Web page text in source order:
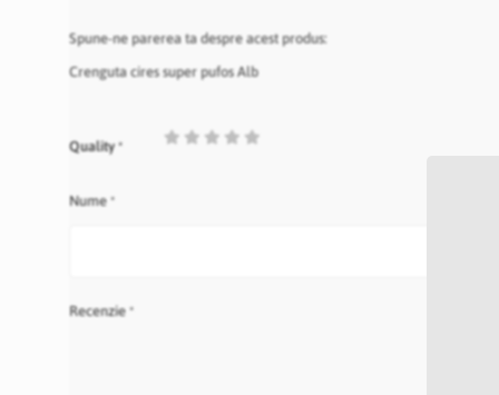
Spune-ne parerea ta despre acest produs:
Crenguta cires super pufos Alb
Quality
1
2
3
4
Nume
Recenzie